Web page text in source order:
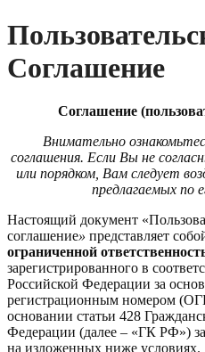
Соглашение
Соглашение
Внимательно
соглашения. Если Вы не
или порядком, Вам следует
предлагаемых по
Настоящий документ
соглашение» представляет
ограниченной
зарегистрированного в
Российской Федерации за
регистрационным номером
основании статьи 428
Федерации (далее – «ГК РФ»)
на изложенных ниже условиях.